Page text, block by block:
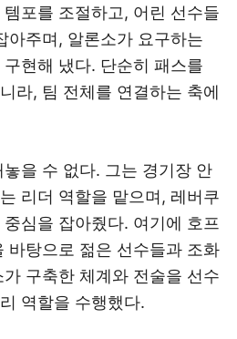
포를 조절하고, 어린 선수들
아주며, 알론소가 요구하는
현해 냈다. 단순히 패스를
라, 팀 전체를 연결하는 축에
을 수 없다. 그는 경기장 안
리더 역할을 맡으며, 레버쿠
심을 잡아줬다. 여기에 호프
바탕으로 젊은 선수들과 조화
구축한 체계와 전술을 선수
역할을 수행했다.